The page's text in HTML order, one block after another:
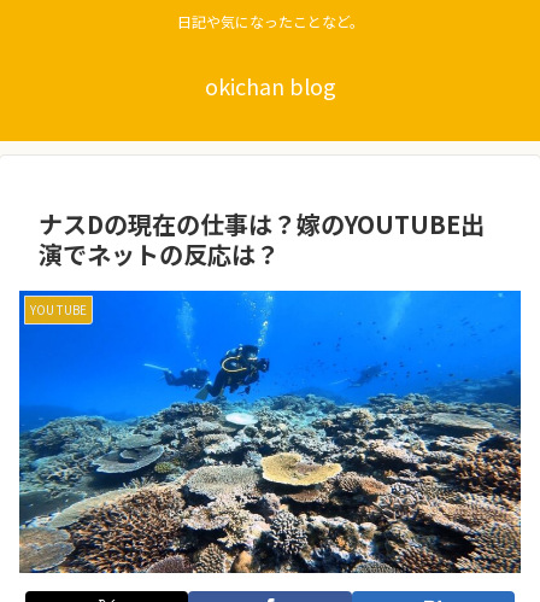
日記や気になったことなど。
okichan blog
ナスDの現在の仕事は？嫁のYOUTUBE出
演でネットの反応は？
YOU TUBE